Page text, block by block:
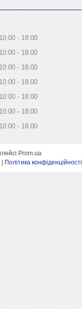
10:00
18:00
10:00
18:00
10:00
18:00
10:00
18:00
10:00
18:00
10:00
18:00
10:00 18:00
Prom.ua
Політика конфіденційності